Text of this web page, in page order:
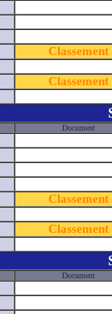
Classement
Classement
Document
Classement
Classement
Document